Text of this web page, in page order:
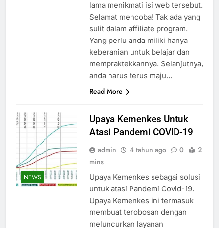
lama menikmati isi web tersebut.
Selamat mencoba! Tak ada yang
sulit dalam affiliate program.
Yang perlu anda miliki hanya
keberanian untuk belajar dan
mempraktekkannya. Selanjutnya,
anda harus terus maju…
Read More
NEWS
Upaya Kemenkes Untuk
Atasi Pandemi COVID-19
admin 4 tahun ago 0
2
mins
Upaya Kemenkes sebagai solusi
untuk atasi Pandemi Covid-19.
Upaya Kemenkes ini termasuk
membuat terobosan dengan
meluncurkan layanan